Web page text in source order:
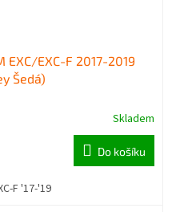
EXC-F 2017-2019
Šedá)
Skladem
Do košíku
F '17-'19